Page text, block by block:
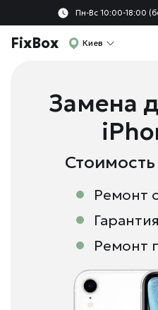
Пн-Вс 10:00-18:00
FixBox Киев
Замена
Стоимость
Ремонт
Ремонт